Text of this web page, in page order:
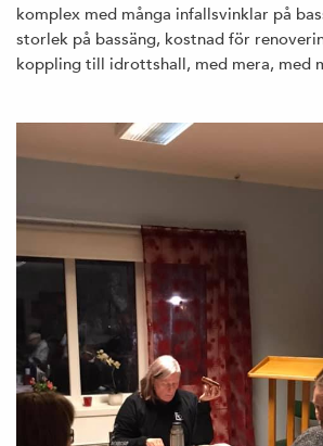
komplex med många infallsvinklar på
storlek på bassäng, kostnad för
koppling till idrottshall, med mera, med